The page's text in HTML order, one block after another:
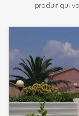
produit qui